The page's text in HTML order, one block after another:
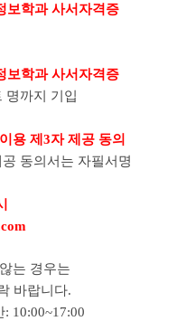
보학과 사서자격증
보학과 사서자격증
명까지 기입
용 제3자 제공 동의
동의서는 자필서명
는 경우는
바랍니다.
10:00~17:00